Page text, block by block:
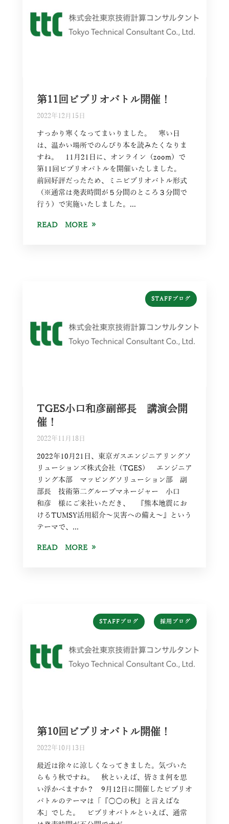
第11回ビブリオバトル開催！
2022年12月15日
すっかり寒くなってまいりました。 寒い日
は、温かい場所でのんびり本を読みたくなりま
すね。 11月21日に、オンライン（zoom）で
第11回ビブリオバトルを開催いたしました。
前回好評だったため、ミニビブリオバトル形式
（※通常は発表時間が５分間のところ３分間で
行う）で実施いたしました。...
READ MORE
STAFFブログ
TGES小口和彦副部長 講演会開
催！
2022年11月18日
2022年10月21日、東京ガスエンジニアリングソ
リューションズ株式会社（TGES） エンジニア
リング本部 マッピングソリューション部 副
部長 技術第二グループマネージャー 小口
和彦 様にご来社いただき、 『熊本地震にお
けるTUMSY活用紹介～災害への備え～』という
テーマで、...
READ MORE
STAFFブログ , 採用ブログ
第10回ビブリオバトル開催！
2022年10月13日
最近は徐々に涼しくなってきました。気づいた
らもう秋ですね。 秋といえば、皆さま何を思
い浮かべますか？ 9月12日に開催したビブリオ
バトルのテーマは「『○○の秋』と言えばな
本」でした。 ビブリオバトルといえば、通常